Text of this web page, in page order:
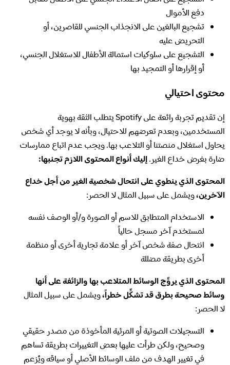
دفع الأموال
تشجيع البالغين على الانجذاب الجنسي للقاصرين، أو
التحريض عليه
التشجيع على سلوكيات استمالة الأطفال للاستغلال الجنسي،
أو إقرارها أو التمجيد بها
محتوى احتيالي
إن تقديم تجربة رائعة على Spotify يتطلب الثقة بهوية
المستخدمين، وبعدم تعرضهم للاحتيال، وبأنه لا يوجد أي شخص
يحاول استغلال منصتنا أو التلاعب بها. ويجب عدم اتباع ممارسات
ضارة بغرض خداع الغير.إليك أنواع المحتوى اللازم تجنبها:
المحتوى الذي ينطوي على انتحال شخصية الغير من أجل خداع
الآخرين،ويشمل على سبيل المثال لا الحصر:
الاستخدام المتطابق للاسم أو الصورة و/أو الوصف نفسه
لمستخدم آخر مسجل حالياً
انتحال صفة شخص آخر أو علامة تجارية أخرى أو منظمة
أخرى بطريقة مضللة
المحتوى الذي يروِّج الوسائط المتلاعب بها والزائفة على أنها
وسائط صحيحة بطرق قد تشكِّل خطراً،ويشمل على سبيل المثال
لا الحصر:
التسجيلات الصوتية أو المرئية المأخوذة من مصدر حقيقي
وصحيح، ولكن طرأت عليها بعض التغييرات بطريقة تساهم
في تغيير الهدف من ملف الوسائط الأصلي أو سياقه ويُزعم